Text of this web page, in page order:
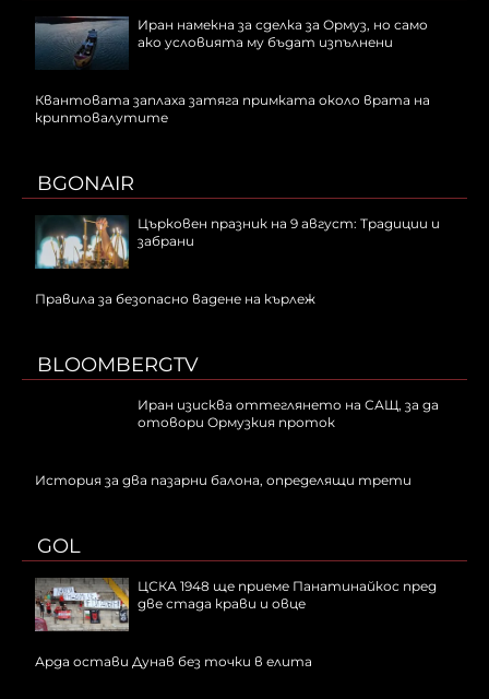
Иран намекна за сделка за Ормуз, но само
ако условията му бъдат изпълнени
Квантовата заплаха затяга примката около врата на
криптовалутите
BGONAIR
Църковен празник на 9 август: Традиции и
забрани
Правила за безопасно вадене на кърлеж
BLOOMBERGTV
Иран изисква оттеглянето на САЩ, за да
отовори Ормузкия проток
История за два пазарни балона, определящи трети
GOL
ЦСКА 1948 ще приеме Панатинайкос пред
две стада крави и овце
Арда остави Дунав без точки в елита